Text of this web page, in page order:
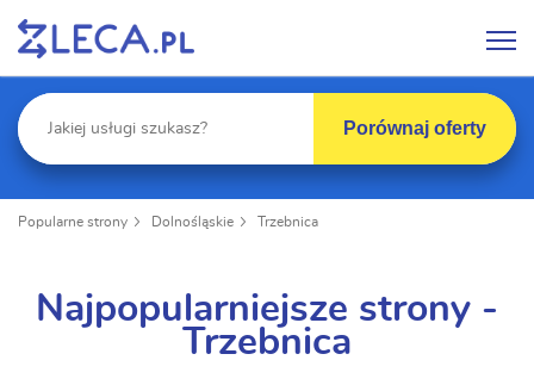
Porównaj oferty
Popularne strony Dolnośląskie Trzebnica
Najpopularniejsze strony -
Trzebnica